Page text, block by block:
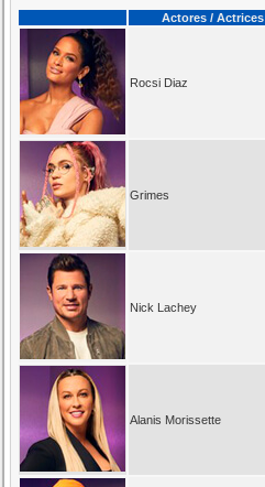
Actores / Actrices
Rocsi Diaz
Grimes
Nick Lachey
Alanis Morissette